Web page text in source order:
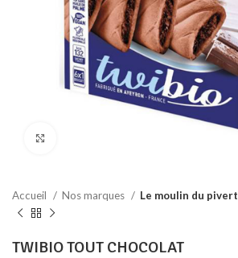
Accueil Nos marques Le moulin du pivert
TWIBIO TOUT CHOCOLAT